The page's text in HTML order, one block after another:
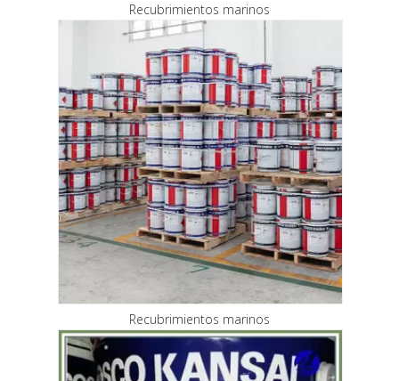
Recubrimientos marinos
Recubrimientos marinos